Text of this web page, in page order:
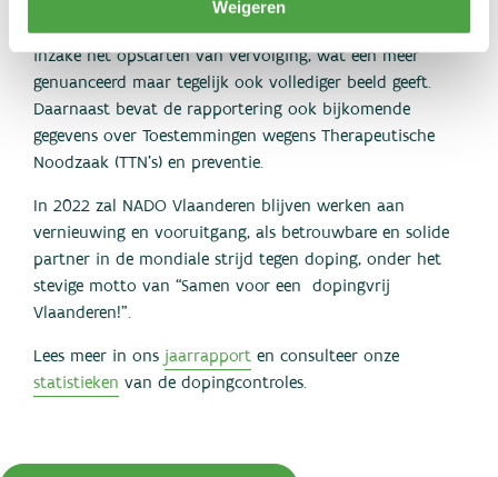
Weigeren
dopingcontroles zelf, zijn aangevuld met kernstatistieken
inzake het opstarten van vervolging, wat een meer
genuanceerd maar tegelijk ook vollediger beeld geeft.
Daarnaast bevat de rapportering ook bijkomende
gegevens over Toestemmingen wegens Therapeutische
Noodzaak (TTN’s) en preventie.
In 2022 zal NADO Vlaanderen blijven werken aan
vernieuwing en vooruitgang, als betrouwbare en solide
partner in de mondiale strijd tegen doping, onder het
stevige motto van “Samen voor een dopingvrij
Vlaanderen!”.
Lees meer in ons jaarrapport en consulteer onze
statistieken van de dopingcontroles.